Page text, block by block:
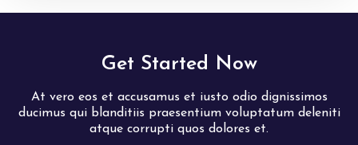
Get Started Now
At vero eos et accusamus et iusto odio dignissimos
ducimus qui blanditiis praesentium voluptatum deleniti
atque corrupti quos dolores et.